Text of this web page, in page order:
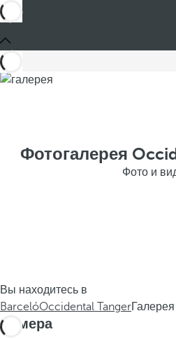
Фотогалерея
Фото и
Вы находитесь в
BarcelóOccidental TangerГалерея
Номера